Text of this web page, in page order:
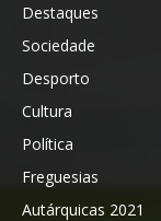
Destaques
Sociedade
Desporto
Cultura
Política
Freguesias
Autárquicas 2021